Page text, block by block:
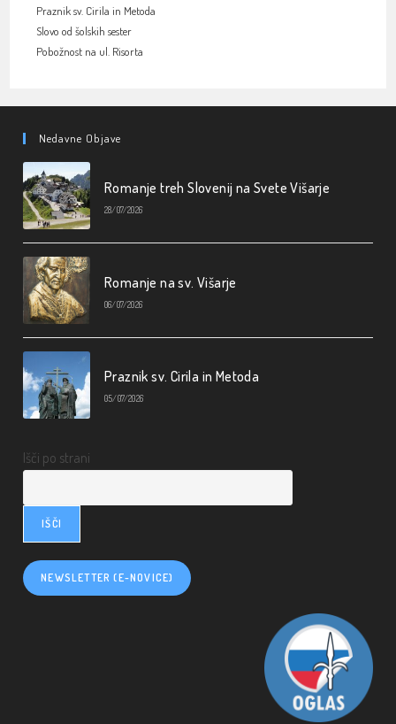
Praznik sv. Cirila in Metoda
Slovo od šolskih sester
Pobožnost na ul. Risorta
Nedavne Objave
Romanje treh Slovenij na Svete Višarje
28/07/2026
Romanje na sv. Višarje
06/07/2026
Praznik sv. Cirila in Metoda
05/07/2026
Išči po strani
IŠČI
NEWSLETTER (E-NOVICE)